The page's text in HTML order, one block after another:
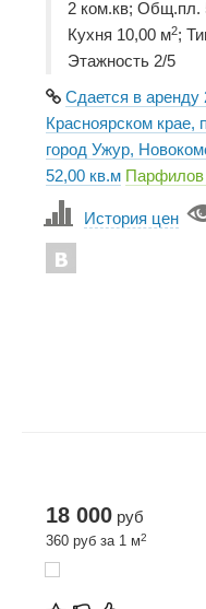
2 ком.кв; Общ.пл.
Кухня 10,00 м2;
Этажность 2/5
Сдается в аренду
Красноярском крае,
город Ужур,
52,00 кв.м Парфилов
История цен
18 000 руб
360 руб за 1 м2